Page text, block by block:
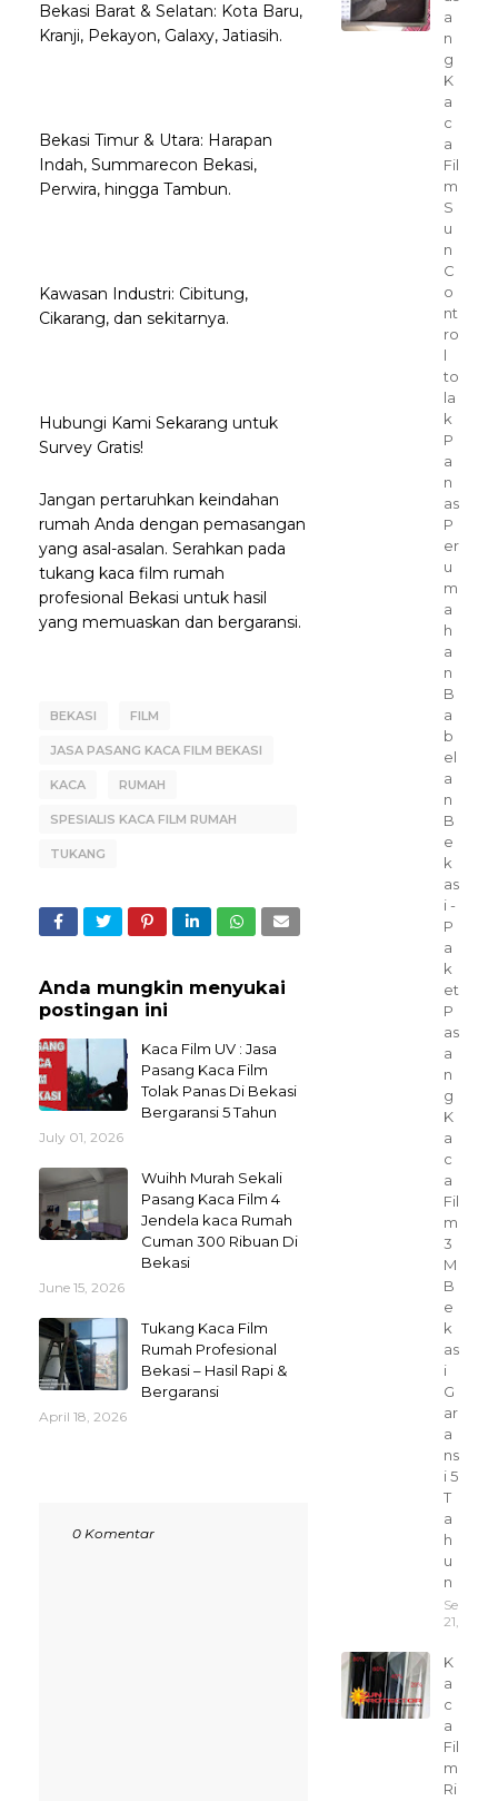
Bekasi Barat & Selatan: Kota Baru,
Kranji, Pekayon, Galaxy, Jatiasih.
Bekasi Timur & Utara: Harapan
Indah, Summarecon Bekasi,
Perwira, hingga Tambun.
Kawasan Industri: Cibitung,
Cikarang, dan sekitarnya.
Hubungi Kami Sekarang untuk
Survey Gratis!
Jangan pertaruhkan keindahan
rumah Anda dengan pemasangan
yang asal-asalan. Serahkan pada
tukang kaca film rumah
profesional Bekasi untuk hasil
yang memuaskan dan bergaransi.
BEKASI FILM
JASA PASANG KACA FILM BEKASI
KACA RUMAH
SPESIALIS KACA FILM RUMAH
BEKASI
TUKANG
Anda mungkin menyukai
postingan ini
Kaca Film UV : Jasa
Pasang Kaca Film
Tolak Panas Di Bekasi
Bergaransi 5 Tahun
July 01, 2026
Wuihh Murah Sekali
Pasang Kaca Film 4
Jendela kaca Rumah
Cuman 300 Ribuan Di
Bekasi
June 15, 2026
Tukang Kaca Film
Rumah Profesional
Bekasi – Hasil Rapi &
Bergaransi
April 18, 2026
0 Komentar
a
n
g
K
a
c
a
Fil
m
S
u
n
C
o
nt
ro
l
to
la
k
P
a
n
as
P
er
u
m
a
h
a
n
B
a
b
el
a
n
B
e
k
as
i -
P
a
k
et
P
as
a
n
g
K
a
c
a
Fil
m
3
M
B
e
k
as
i
G
ar
a
ns
i 5
T
a
h
u
n
21, 2025
K
a
c
a
Fil
m
Ri